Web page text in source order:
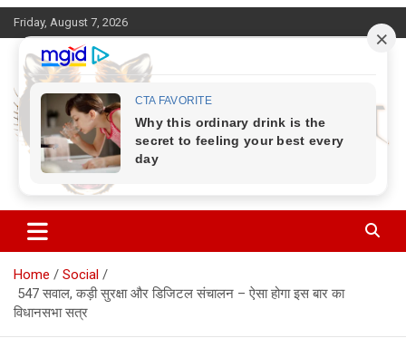
Skip
to
content
Friday, August 7, 2026
Corbett Halchal (कॉर्बेट हलचल)
Home
Social
547 सवाल, कड़ी सुरक्षा और डिजिटल संचालन – ऐसा होगा इस बार का
विधानसभा सत्र